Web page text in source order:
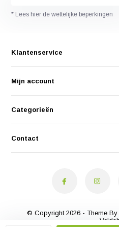
* Lees hier de wettelijke beperkingen
Klantenservice
Mijn account
Categorieën
Contact
© Copyright 2026 - Theme By